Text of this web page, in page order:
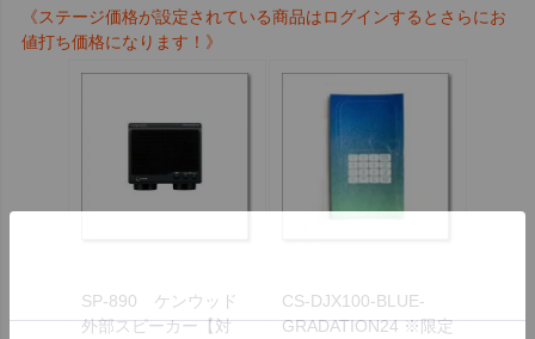
《ステージ価格が設定されている商品はログインするとさらにお
値打ち価格になります！》
SP-890 ケンウッド
外部スピーカー【対
CS-DJX100-BLUE-
GRADATION24 ※限定